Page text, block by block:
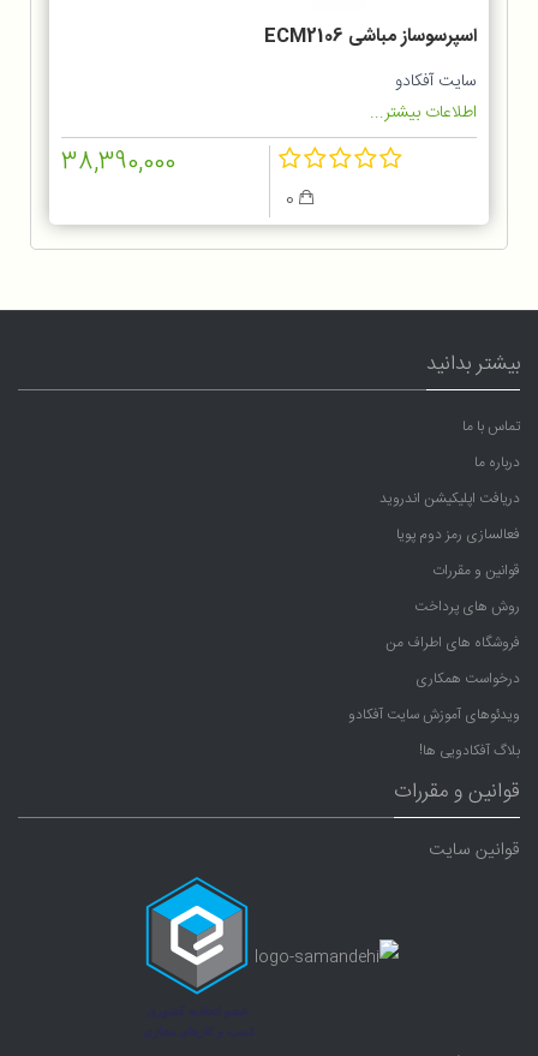
اسپرسوساز مباشی ECM2106
سایت آفکادو
اطلاعات بیشتر...
38,390,000
بیشتر بدانید
تماس با ما
درباره ما
دریافت اپلیکیشن اندروید
فعالسازی رمز دوم پویا
قوانین و مقررات
روش های پرداخت
فروشگاه های اطراف من
درخواست همکاری
ویدئوهای آموزش سایت آفکادو
بلاگ آفکادویی ها!
قوانین و مقررات
قوانین سایت